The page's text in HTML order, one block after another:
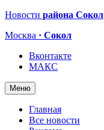
Новости района Сокол
Москва · Сокол
Вконтакте
МАКС
Меню
Главная
Все новости